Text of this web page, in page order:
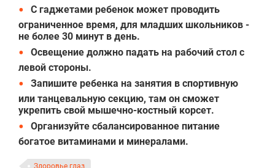
С гаджетами ребенок может проводить
ограниченное время, для младших школьников -
не более 30 минут в день.
Освещение должно падать на рабочий стол с
левой стороны.
Запишите ребенка на занятия в спортивную
или танцевальную секцию, там он сможет
укрепить свой мышечно-костный корсет.
Организуйте сбалансированное питание
богатое витаминами и минералами.
Здоровье глаз